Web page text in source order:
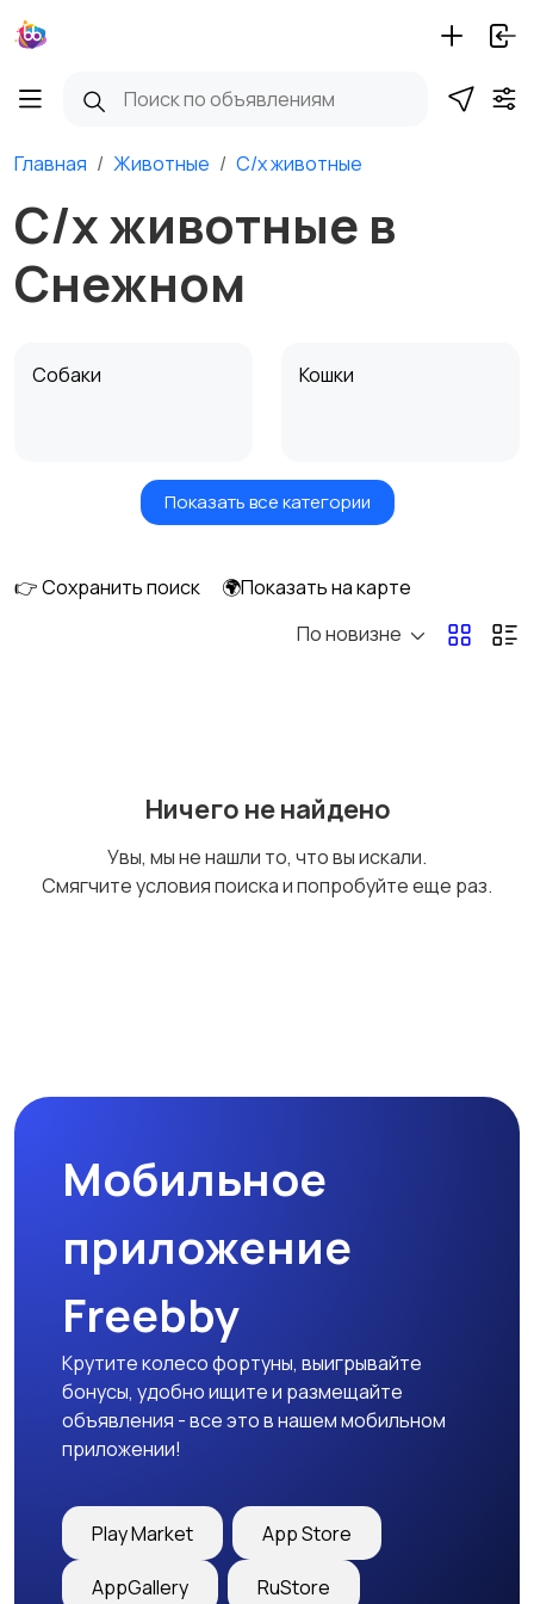
Главная Животные С/х животные
С/х животные в
Снежном
Собаки Кошки
Грызуны
С/х животные
Показать все категории
👉 Сохранить поиск
🌍Показать на карте
По новизне
Ничего не найдено
Увы, мы не нашли то, что вы искали.
Смягчите условия поиска и попробуйте еще раз.
Мобильное
приложение
Freebby
Крутите колесо фортуны, выигрывайте
бонусы, удобно ищите и размещайте
объявления - все это в нашем мобильном
приложении!
Play Market App Store
AppGallery RuStore